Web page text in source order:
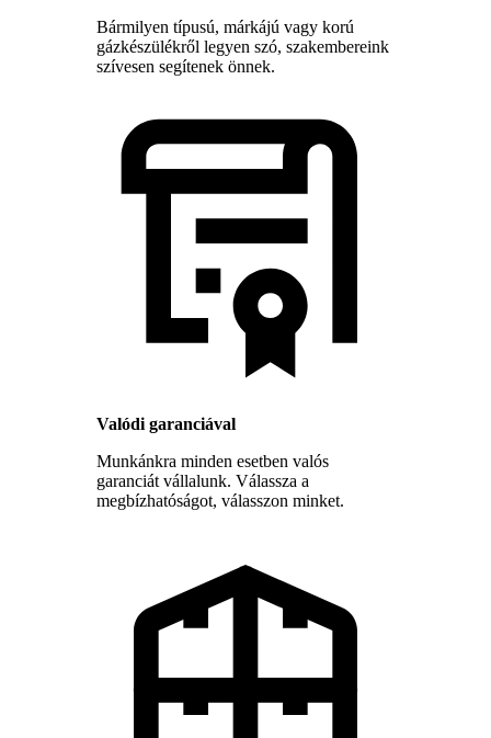
Bármilyen típusú, márkájú vagy korú
gázkészülékről legyen szó, szakembereink
szívesen segítenek önnek.
Valódi garanciával
Munkánkra minden esetben valós
garanciát vállalunk. Válassza a
megbízhatóságot, válasszon minket.